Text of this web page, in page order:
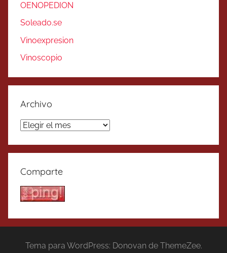
OENOPEDION
Soleado.se
Vinoexpresion
Vinoscopio
Archivo
Archivo
Comparte
Tema para WordPress: Donovan de ThemeZee.